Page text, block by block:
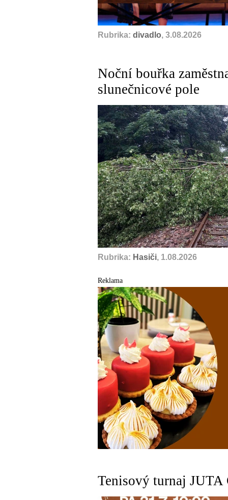
Rubrika: divadlo, 3.08.2026
Noční bouřka
slunečnicové pole
Rubrika: Hasiči, 1.08.2026
Reklama
Tenisový turnaj JUTA